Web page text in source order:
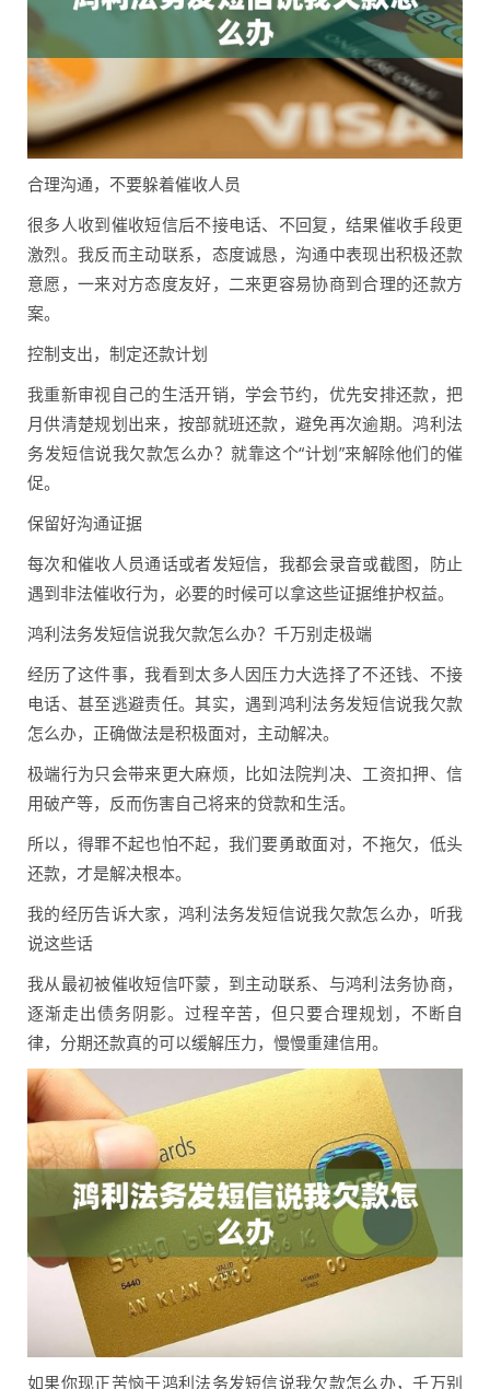
合理沟通，不要躲着催收人员
很多人收到催收短信后不接电话、不回复，结果催收手段更
激烈。我反而主动联系，态度诚恳，沟通中表现出积极还款
意愿，一来对方态度友好，二来更容易协商到合理的还款方
案。
控制支出，制定还款计划
我重新审视自己的生活开销，学会节约，优先安排还款，把
月供清楚规划出来，按部就班还款，避免再次逾期。鸿利法
务发短信说我欠款怎么办？就靠这个“计划”来解除他们的催
促。
保留好沟通证据
每次和催收人员通话或者发短信，我都会录音或截图，防止
遇到非法催收行为，必要的时候可以拿这些证据维护权益。
鸿利法务发短信说我欠款怎么办？千万别走极端
经历了这件事，我看到太多人因压力大选择了不还钱、不接
电话、甚至逃避责任。其实，遇到鸿利法务发短信说我欠款
怎么办，正确做法是积极面对，主动解决。
极端行为只会带来更大麻烦，比如法院判决、工资扣押、信
用破产等，反而伤害自己将来的贷款和生活。
所以，得罪不起也怕不起，我们要勇敢面对，不拖欠，低头
还款，才是解决根本。
我的经历告诉大家，鸿利法务发短信说我欠款怎么办，听我
说这些话
我从最初被催收短信吓蒙，到主动联系、与鸿利法务协商，
逐渐走出债务阴影。过程辛苦，但只要合理规划，不断自
律，分期还款真的可以缓解压力，慢慢重建信用。
如果你现正苦恼于鸿利法务发短信说我欠款怎么办，千万别